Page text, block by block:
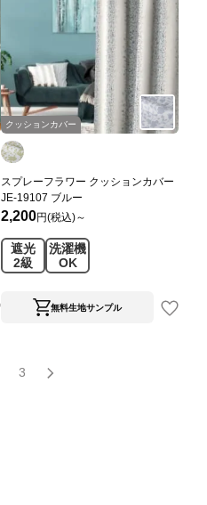
クッションカバー
スプレーフラワー クッションカバー
JE-19107 ブルー
2,200円(税込)～
遮光
2級
洗濯機
OK
無料生地サンプル
3